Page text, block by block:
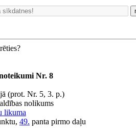
Nr. 8
(prot. Nr. 5, 3. p.)
nolikums
likuma
49. panta pirmo daļu